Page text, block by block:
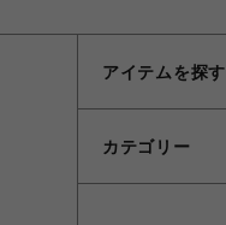
アイテムを探す
カテゴリー